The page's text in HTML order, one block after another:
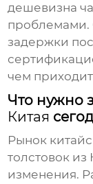
дешевизна
проблемами.
задержки
чем
Что нужно
Китая
Рынок
толстовок из
изменения.